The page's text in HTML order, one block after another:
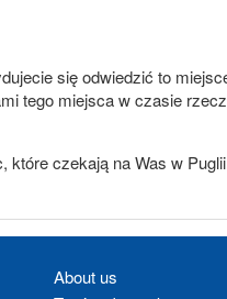
się odwiedzić to
tego miejsca w czasie
czekają na Was w
About us